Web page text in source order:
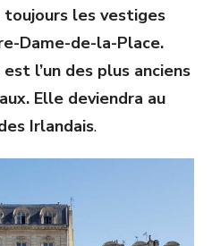
les vestiges
Dame-de-la-Place.
l’un des plus anciens
Elle deviendra au
Irlandais.